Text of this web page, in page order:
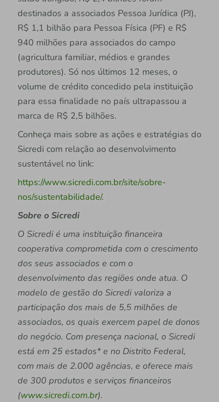
destinados a associados Pessoa Jurídica (PJ),
R$ 1,1 bilhão para Pessoa Física (PF) e R$
940 milhões para associados do campo
(agricultura familiar, médios e grandes
produtores). Só nos últimos 12 meses, o
volume de crédito concedido pela instituição
para essa finalidade no país ultrapassou a
marca de R$ 2,5 bilhões.
Conheça mais sobre as ações e estratégias do
Sicredi com relação ao desenvolvimento
sustentável no link:
https://www.sicredi.com.br/site/sobre-
nos/sustentabilidade/.
Sobre o Sicredi
O Sicredi é uma instituição financeira
cooperativa comprometida com o crescimento
dos seus associados e com o
desenvolvimento das regiões onde atua. O
modelo de gestão do Sicredi valoriza a
participação dos mais de 5,5 milhões de
associados, os quais exercem papel de donos
do negócio. Com presença nacional, o Sicredi
está em 25 estados* e no Distrito Federal,
com mais de 2.000 agências, e oferece mais
de 300 produtos e serviços financeiros
(www.sicredi.com.br).